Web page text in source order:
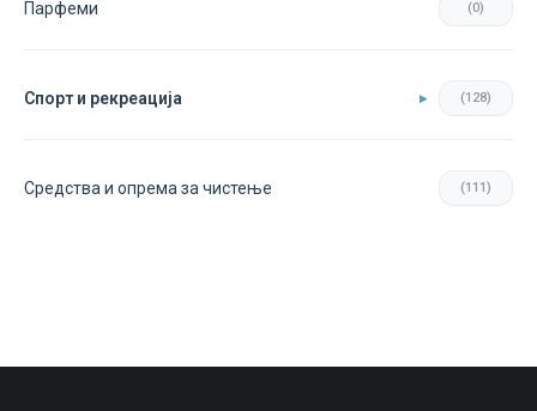
Парфеми (0)
Спорт и рекреација (128)
Средства и опрема за чистење (111)